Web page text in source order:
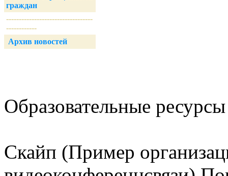
граждан
----------------------------------
------------
Архив новостей
Образовательные
Скайп (Пример